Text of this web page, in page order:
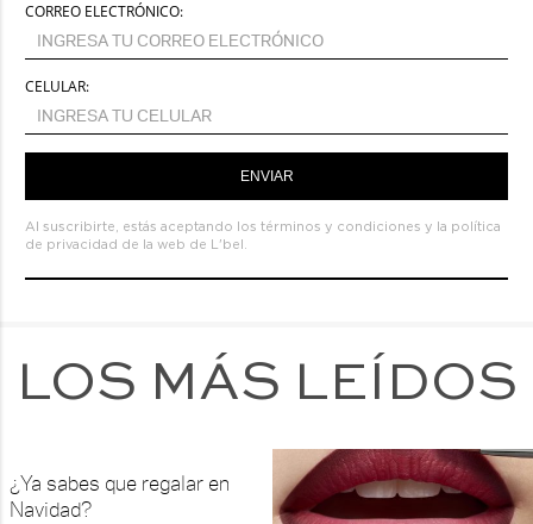
CORREO ELECTRÓNICO:
CELULAR:
ENVIAR
Al suscribirte, estás aceptando los términos y condiciones y la política
de privacidad de la web de L'bel.
LOS MÁS LEÍDOS
¿Ya sabes que regalar en
Navidad?